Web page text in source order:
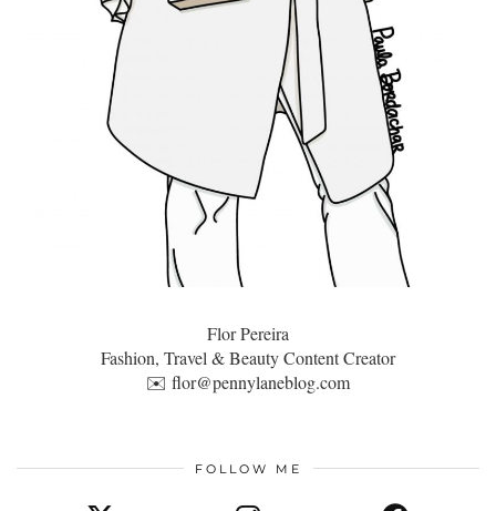
Flor Pereira
Fashion, Travel & Beauty Content Creator
✉️ flor@pennylaneblog.com
FOLLOW ME